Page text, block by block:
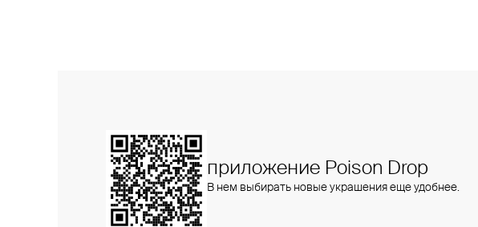
приложение Poison Drop
В нем выбирать новые украшения еще удобнее.